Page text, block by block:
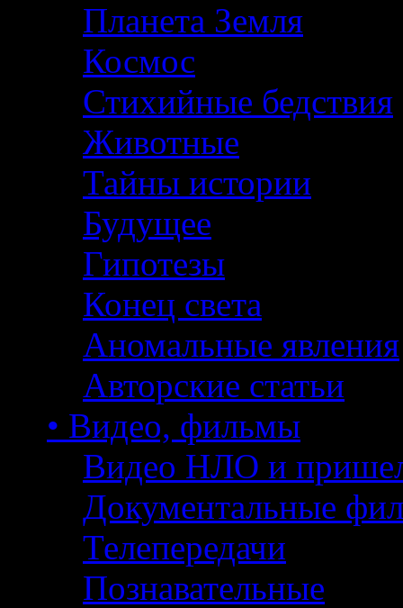
Планета Земля
Космос
Стихийные бедствия
Животные
Тайны истории
Будущее
Гипотезы
Конец света
Аномальные явления
Авторские статьи
• Видео, фильмы
Видео НЛО и
Документальные
Телепередачи
Познавательные